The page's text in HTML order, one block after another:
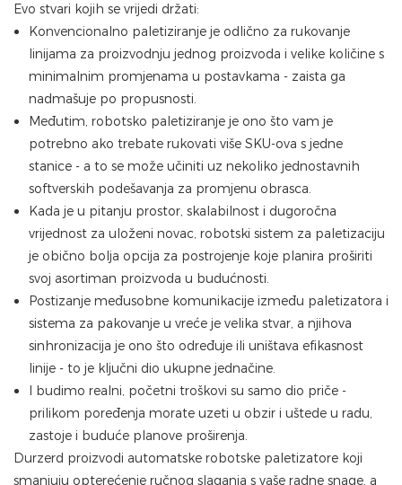
Evo stvari kojih se vrijedi držati:
Konvencionalno paletiziranje je odlično za rukovanje
linijama za proizvodnju jednog proizvoda i velike količine s
minimalnim promjenama u postavkama - zaista ga
nadmašuje po propusnosti.
Međutim, robotsko paletiziranje je ono što vam je
potrebno ako trebate rukovati više SKU-ova s ​​jedne
stanice - a to se može učiniti uz nekoliko jednostavnih
softverskih podešavanja za promjenu obrasca.
Kada je u pitanju prostor, skalabilnost i dugoročna
vrijednost za uloženi novac, robotski sistem za paletizaciju
je obično bolja opcija za postrojenje koje planira proširiti
svoj asortiman proizvoda u budućnosti.
Postizanje međusobne komunikacije između paletizatora i
sistema za pakovanje u vreće je velika stvar, a njihova
sinhronizacija je ono što određuje ili uništava efikasnost
linije - to je ključni dio ukupne jednačine.
I budimo realni, početni troškovi su samo dio priče -
prilikom poređenja morate uzeti u obzir i uštede u radu,
zastoje i buduće planove proširenja.
Durzerd proizvodi automatske robotske paletizatore koji
smanjuju opterećenje ručnog slaganja s vaše radne snage, a